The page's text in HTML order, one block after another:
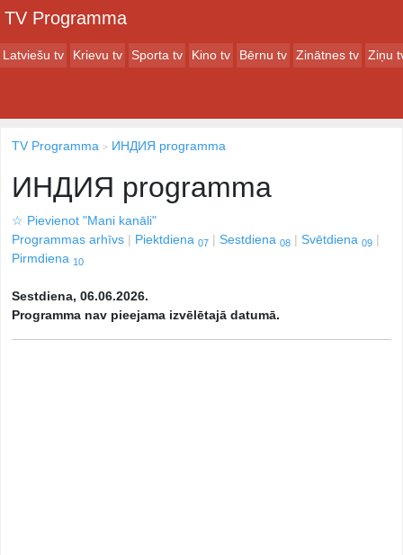
TV Programma
Latviešu tv Krievu tv Sporta tv Kino tv Bērnu tv Zinātnes tv Ziņu
TV Programma ИНДИЯ programma
ИНДИЯ programma
☆ Pievienot "Mani kanāli"
Programmas arhīvs
Piektdiena 07 Sestdiena 08 Svētdiena 09
Pirmdiena 10
Sestdiena, 06.06.2026.
Programma nav pieejama izvēlētajā datumā.